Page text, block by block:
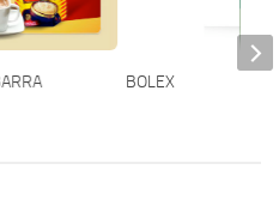
BOLEX